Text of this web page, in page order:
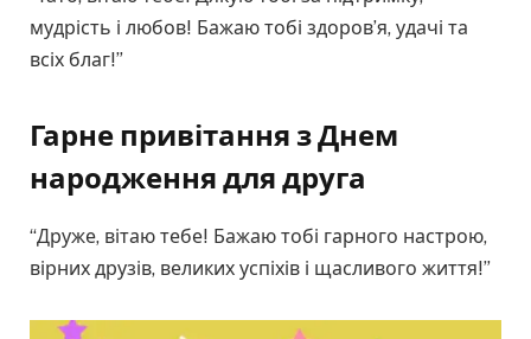
мудрість і любов! Бажаю тобі здоров’я, удачі та
всіх благ!”
Гарне привітання з Днем
народження для друга
“Друже, вітаю тебе! Бажаю тобі гарного настрою,
вірних друзів, великих успіхів і щасливого життя!”